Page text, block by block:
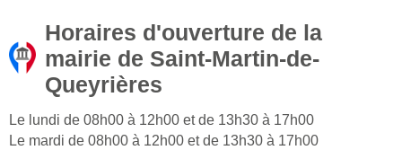
Horaires d'ouverture de la
mairie de Saint-Martin-de-
Queyrières
Le lundi de 08h00 à 12h00 et de 13h30 à 17h00
Le mardi de 08h00 à 12h00 et de 13h30 à 17h00